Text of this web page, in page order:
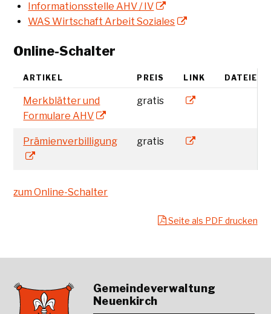
Informationsstelle AHV / IV
WAS Wirtschaft Arbeit Soziales
Online-Schalter
ARTIKEL PREIS LINK DATEIEN
Merkblätter und
Formulare AHV
gratis AHV -
Prämienverbilligung gratis
zum Online-Schalter
Seite als PDF drucken
Footer
Gemeindeverwaltung
Neuenkirch